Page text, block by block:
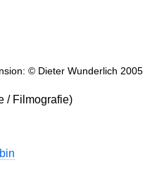
© Dieter Wunderlich 2005
/ Filmografie)